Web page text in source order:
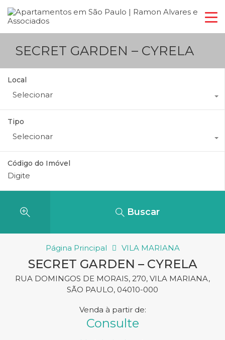
SECRET GARDEN – CYRELA
Local
Selecionar
Tipo
Selecionar
Código do Imóvel
Buscar
Página Principal VILA MARIANA
SECRET GARDEN – CYRELA
RUA DOMINGOS DE MORAIS, 270, VILA MARIANA,
SÃO PAULO, 04010-000
Venda
Consulte